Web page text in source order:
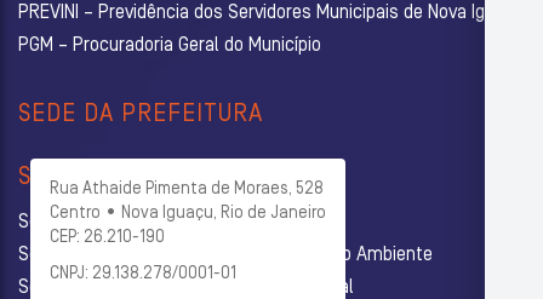
PREVINI – Previdência dos Servidores Municipais de Nova Iguaçu
PGM – Procuradoria Geral do Município
SEDE DA PREFEITURA
Rua Athaide Pimenta de Moraes, 528
Centro • Nova Iguaçu, Rio de Janeiro
CEP: 26.210-190
CNPJ: 29.138.278/0001-01
SECRETARIAS
Secretaria Municipal de Administração
Secretaria Municipal de Agricultura e Meio Ambiente
Secretaria Municipal de Assistência Social